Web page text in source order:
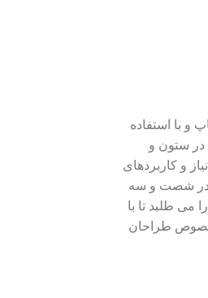
و با استفاده
در ستون و
و کاربردهای
در شصت و سه
می طلبد تا با
طراحان